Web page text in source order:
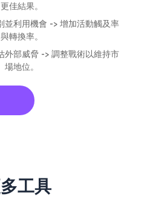
更佳結果。
並利用機會 -> 增加活動觸及率
與轉換率。
外部威脅 -> 調整戰術以維持市
場地位。
工具